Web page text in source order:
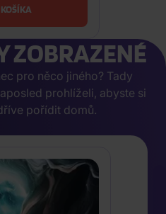
KOŠÍKA
ZOBRAZENÉ
pro něco jiného? Tady
prohlíželi, abyste si
pořídit domů.